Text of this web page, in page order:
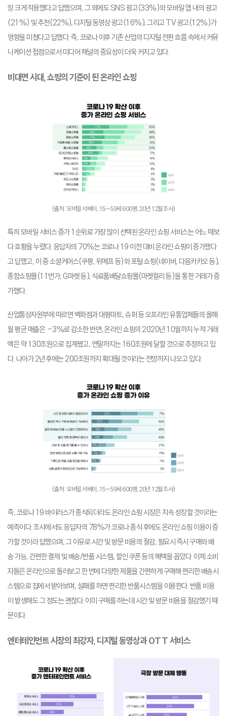
장 크게 작용했다고 답했으며, 그 외에도 SNS 광고(33%)와 모바일 앱 내의 광고
(21%) 및 추천(22%), 디지털 동영상 광고(16%), 그리고 TV 광고(12%)가
영향을 미쳤다고 답했다. 즉, 코로나 이후 기존 산업의 디지털 전환 흐름 속에서 커뮤
니케이션 접점으로서 미디어 채널의 중요성이 더욱 커지고 있다.
비대면 시대, 쇼핑의 기준이 된 온라인 쇼핑
(출처: 모바일 서베이, 15~59세 600명, 20년 12월 조사)
특히 모바일 서비스 증가 1순위로 가장 많이 선택된 온라인 쇼핑 서비스는 어느 때보
다 호황을 누렸다. 응답자의 70%는 코로나 19 이전 대비 온라인 쇼핑이 증가했다
고 답했고, 이 중 소셜커머스(쿠팡, 위메프 등)와 포털 쇼핑(네이버, 다음카카오 등),
종합쇼핑몰(11번가, G마켓 등), 식료품배달쇼핑몰(마켓컬리 등)을 통한 거래가 증
가했다.
산업통상자원부에 따르면 백화점과 대형마트, 슈퍼 등 오프라인 유통업체들의 올해
월 평균 매출은 –3%로 감소한 반면, 온라인 쇼핑의 2020년 10월까지 누적 거래
액은 약 130조원으로 집계됐고, 연말까지는 160조원에 달할 것으로 추정하고 있
다. 나아가 2년 후에는 200조원까지 확대될 것이라는 전망까지 나오고 있다.
(출처: 모바일 서베이, 15~59세 600명, 20년 12월 조사)
즉, 코로나 19 바이러스가 종식되더라도 온라인 쇼핑 시장은 지속 성장할 것이라는
예측이다. 조사에서도 응답자의 78%가 코로나 종식 후에도 온라인 쇼핑 이용이 증
가할 것이라 답했으며, 그 이유로 시간 및 방문 비용의 절감, 필요시 즉시 구매와 배
송 가능, 간편한 결제 및 배송/반품 시스템, 할인 쿠폰 등의 혜택을 꼽았다. 이제 소비
자들은 온라인으로 둘러보고 한 번에 다양한 제품을 간편하게 구매해 편리한 배송시
스템으로 집에서 받아보며, 실패를 하면 편리한 반품시스템을 이용한다. 반품 비용
이 발생해도 그 정도는 괜찮다. 이미 구매를 하는데 시간 및 방문 비용을 절감했기 때
문이다.
엔터테인먼트 시장의 최강자, 디지털 동영상과 OTT 서비스